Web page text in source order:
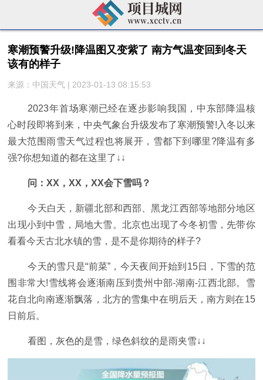
寒潮预警升级!降温图又变紫了 南方气温变回到冬天
该有的样子
来源：中国天气 | 2023-01-13 08:15:53
2023年首场寒潮已经在逐步影响我国，中东部降温核
心时段即将到来，中央气象台升级发布了寒潮预警!入冬以来
最大范围雨雪天气过程也将展开，雪都下到哪里?降温有多
强?你想知道的都在这里了↓↓
问：XX，XX，XX会下雪吗？
今天白天，新疆北部和西部、黑龙江西部等地部分地区
出现小到中雪，局地大雪。北京也出现了今冬初雪，先带你
看看今天古北水镇的雪，是不是你期待的样子?
今天的雪只是“前菜”，今天夜间开始到15日，下雪的范
围非常大!雪线将会逐渐南压到贵州中部-湖南-江西北部。雪
花自北向南逐渐飘落，北方的雪集中在明后天，南方则在15
日前后。
看图，灰色的是雪，绿色斜纹的是雨夹雪↓↓